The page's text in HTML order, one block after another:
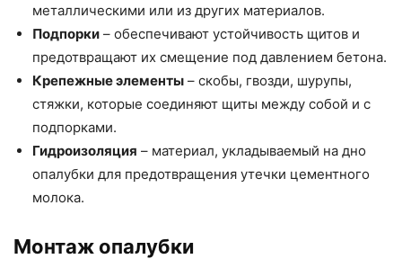
металлическими или из других материалов.
Подпорки – обеспечивают устойчивость щитов и
предотвращают их смещение под давлением бетона.
Крепежные элементы – скобы, гвозди, шурупы,
стяжки, которые соединяют щиты между собой и с
подпорками.
Гидроизоляция – материал, укладываемый на дно
опалубки для предотвращения утечки цементного
молока.
Монтаж опалубки